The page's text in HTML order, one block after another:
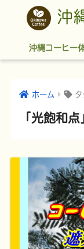
沖
沖縄コーヒー
ホーム タ
「光飽和